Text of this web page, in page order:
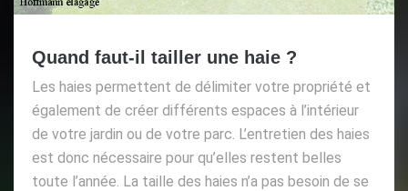
Quand faut-il tailler une haie ?
Les haies permettent de délimiter votre propriété et
également de créer différents espaces à l’intérieur
de votre jardin ou de votre parc. L’entretien des haies
est donc nécessaire pour qu’elles restent belles
toute l’année. La taille des haies n’a pas besoin de se